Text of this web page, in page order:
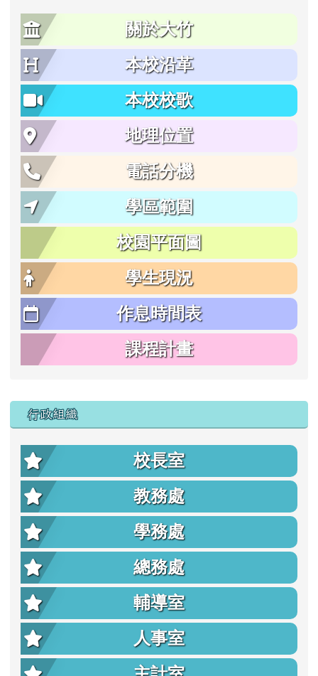
關於大竹
本校沿革
本校校歌
地理位置
電話分機
學區範圍
校園平面圖
學生現況
作息時間表
課程計畫
行政組織
校長室
教務處
學務處
總務處
輔導室
人事室